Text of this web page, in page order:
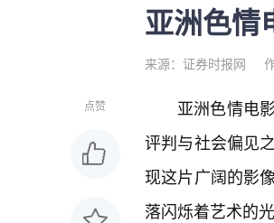
亚洲色情
来源：证券时报网
点赞
亚洲色情电
评判与社会偏见
现这片广阔的影
落闪烁着艺术的光